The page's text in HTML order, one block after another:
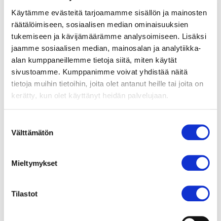
Käytämme evästeitä tarjoamamme sisällön ja mainosten
räätälöimiseen, sosiaalisen median ominaisuuksien
tukemiseen ja kävijämäärämme analysoimiseen. Lisäksi
jaamme sosiaalisen median, mainosalan ja analytiikka-
alan kumppaneillemme tietoja siitä, miten käytät
sivustoamme. Kumppanimme voivat yhdistää näitä
tietoja muihin tietoihin, joita olet antanut heille tai joita on
kerätty, kun olet käyttänyt heidän palvelujaan.
valinta
Välttämätön
Mieltymykset
Tilastot
olemaan pitkäaikaissairas” vauva-arjessa.
– Surulle on annettava aikaa. Tärkeää oli lopettaa
vertailu muihin äiteihin ja itsensä syyllistäminen.
Psykiatrisesta sairaanhoitajasta oli iso apu osastolla,
kun sain purkaa kaikki tunteeni myös ulkopuoliselle, ei
vain lähipiirille.
– Haaveita pitää olla. On nautittava hyvistä päivistä ja
lauteilla. Saan päivittäin iloa luonnosta, musiikista ja
perhe-elämästä. Huoli on olemassa joka päivä, mutta
se ei näy. Elämä ei pyöri sairauden ympärillä, Tuula